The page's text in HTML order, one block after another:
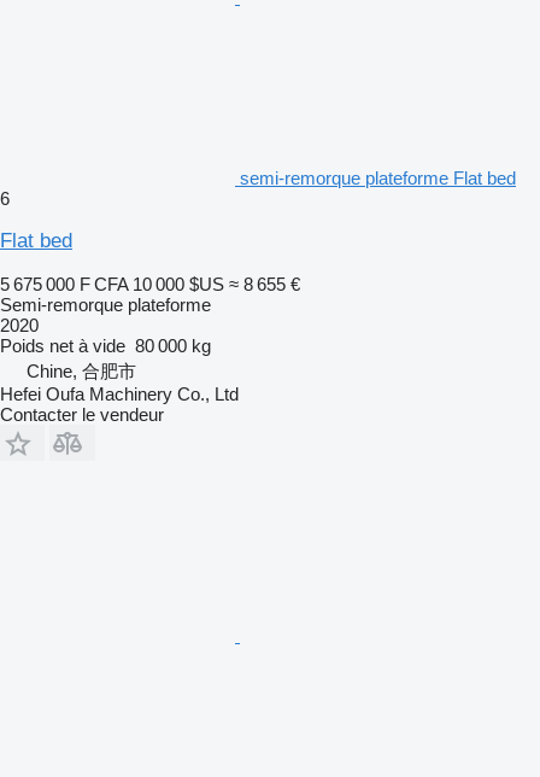
semi-remorque plateforme Flat bed
6
Flat bed
5 675 000 F CFA 10 000 $US ≈ 8 655 €
Semi-remorque plateforme
2020
Poids net à vide 80 000 kg
Chine, 合肥市
Hefei Oufa Machinery Co., Ltd
Contacter le vendeur